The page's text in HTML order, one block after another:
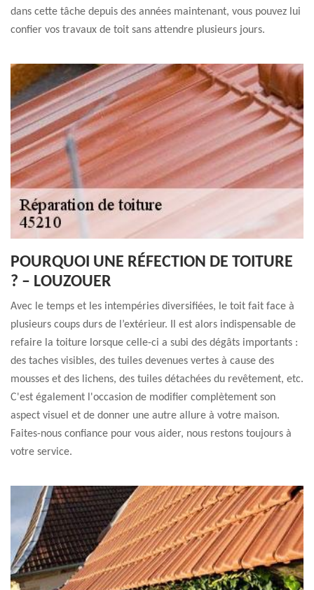
dans cette tâche depuis des années maintenant, vous pouvez lui
confier vos travaux de toit sans attendre plusieurs jours.
POURQUOI UNE RÉFECTION DE TOITURE
? – LOUZOUER
Avec le temps et les intempéries diversifiées, le toit fait face à
plusieurs coups durs de l’extérieur. Il est alors indispensable de
refaire la toiture lorsque celle-ci a subi des dégâts importants :
des taches visibles, des tuiles devenues vertes à cause des
mousses et des lichens, des tuiles détachées du revêtement, etc.
C'est également l'occasion de modifier complètement son
aspect visuel et de donner une autre allure à votre maison.
Faites-nous confiance pour vous aider, nous restons toujours à
votre service.